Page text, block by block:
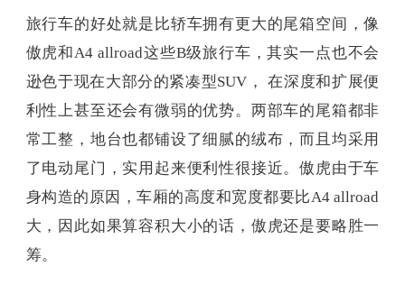
了电动尾门，实用起来便利性很接近。傲虎由于车
身构造的原因，车厢的高度和宽度都要比A4 allroad
大，因此如果算容积大小的话，傲虎还是要略胜一
筹。